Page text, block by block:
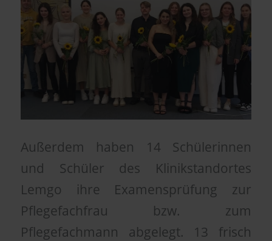
Außerdem haben 14 Schülerinnen
und Schüler des Klinikstandortes
Lemgo ihre Examensprüfung zur
Pflegefachfrau bzw. zum
Pflegefachmann abgelegt. 13 frisch